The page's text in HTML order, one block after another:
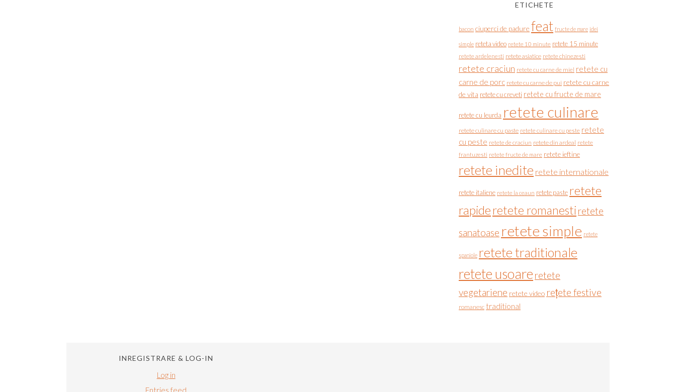
ETICHETE
bacon ciuperci de padure feat fructe de mare idei
simple reteta video retete 10 minute retete 15 minute
retete ardelenesti retete asiatice retete chinezesti
retete craciun retete cu carne de miel retete cu
carne de porc retete cu carne de pui retete cu carne
de vita retete cu creveti retete cu fructe de mare
retete cu leurda retete culinare
retete culinare cu paste retete culinare cu peste retete
cu peste retete de craciun retete din ardeal retete
frantuzesti retete fructe de mare retete ieftine
retete inedite retete internationale
retete italiene retete la ceaun retete paste retete
rapideretete romanesti retete
sanatoase retete simple retete
spaniole retete traditionale
retete usoare retete
vegetariene retete video rețete festive
romanesc traditional
INREGISTRARE & LOG-IN
Log in
Entries feed